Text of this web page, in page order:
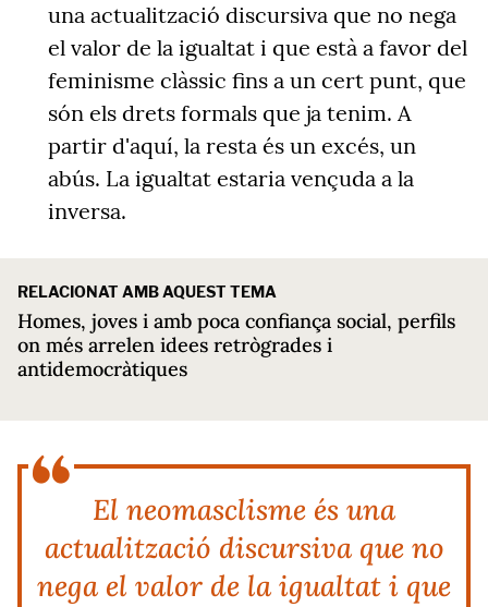
una actualització discursiva que no nega
el valor de la igualtat i que està a favor del
feminisme clàssic fins a un cert punt, que
són els drets formals que ja tenim. A
partir d'aquí, la resta és un excés, un
abús. La igualtat estaria vençuda a la
inversa.
RELACIONAT AMB AQUEST TEMA
Homes, joves i amb poca confiança social, perfils
on més arrelen idees retrògrades i
antidemocràtiques
El neomasclisme és una
actualització discursiva que no
nega el valor de la igualtat i que